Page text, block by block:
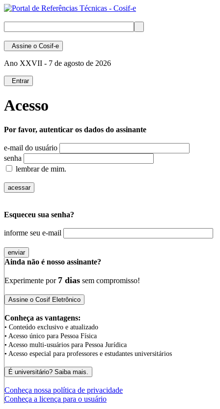
Assine o Cosif-e
Ano XXVII - 7 de agosto de 2026
Entrar
Acesso
Por favor, autenticar os dados do assinante
e-mail do usuário
senha
lembrar de mim.
Esqueceu sua senha?
informe seu e-mail
Ainda não é nosso assinante?
Experimente por 7 dias sem compromisso!
Conheça as vantagens:
• Conteúdo exclusivo e atualizado
• Acesso único para Pessoa Física
• Acesso multi-usuários para Pessoa Jurídica
• Acesso especial para professores e estudantes universitários
Conheça nossa política de privacidade
Conheça a licença para o usuário